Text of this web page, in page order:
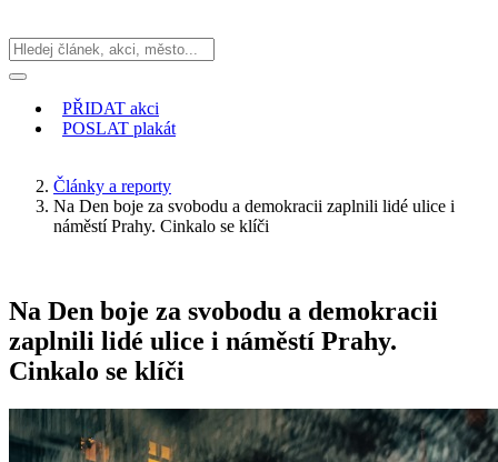
PŘIDAT akci
POSLAT plakát
Články a reporty
Na Den boje za svobodu a demokracii zaplnili lidé ulice i
náměstí Prahy. Cinkalo se klíči
Na Den boje za svobodu a demokracii
zaplnili lidé ulice i náměstí Prahy.
Cinkalo se klíči